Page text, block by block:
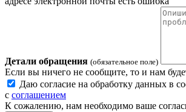
Детали обращения (обязательное поле)
Если вы ничего не сообщите, то и нам
Даю согласие на обработку данных в
с соглашением
К сожалению, нам необходимо ваше